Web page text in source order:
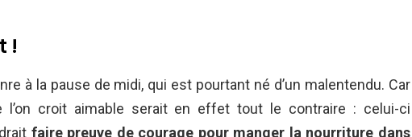
!
à la pause de midi, qui est pourtant né d’un malentendu. Car
l’on croit aimable serait en effet tout le contraire : celui-ci
faire preuve de courage pour manger la nourriture dans